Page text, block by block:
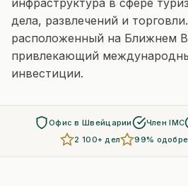
инфраструктура в сфере
дела, развлечений и
расположенный на Ближнем
привлекающий
инвестиции.
Офис в Швейцарии Член IMC
2 100+ дел
99%